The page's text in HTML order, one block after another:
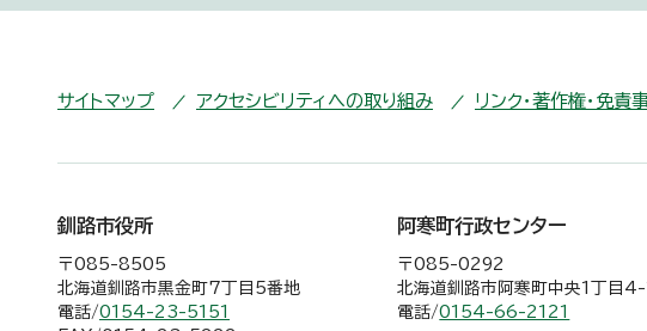
サイトマップ アクセシビリティへの取り組み リンク・著作権・免責
釧路市役所
〒085-8505
北海道釧路市黒金町7丁目5番地
電話/0154-23-5151
阿寒町行政センター
〒085-0292
北海道釧路市阿寒町中央1丁目4-
電話/0154-66-2121